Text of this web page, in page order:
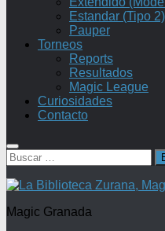
Estandar (Tipo 2)
Pauper
Torneos
Reports
Resultados
Magic League
Curiosidades
Contacto
Buscar:
Magic Granada